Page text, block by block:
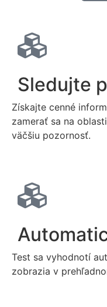
Sledujte
Získajte cenné
zamerať sa na
väčšiu pozornosť.
Test sa vyhodnotí
zobrazia v